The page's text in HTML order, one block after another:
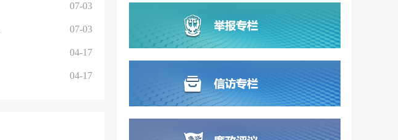
07-03
07-03
04-17
04-17